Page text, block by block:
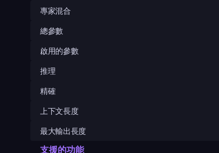
專家混合
總參數
啟用的參數
推理
精確
上下文長度
最大輸出長度
支援的功能